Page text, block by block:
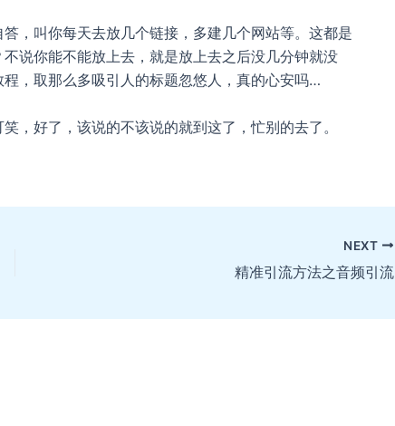
，叫你每天去放几个链接，多建几个网站等。这都是
说你能不能放上去，就是放上去之后没几分钟就没
，取那么多吸引人的标题忽悠人，真的心安吗…
，好了，该说的不该说的就到这了，忙别的去了。
NEXT
精准引流方法之音频引流